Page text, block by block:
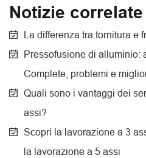
Notizie correlate
La differenza tra tornitura e
Pressofusione di alluminio:
Complete, problemi e
Quali sono i vantaggi dei
assi?
Scopri la lavorazione a 3
la lavorazione a 5 assi